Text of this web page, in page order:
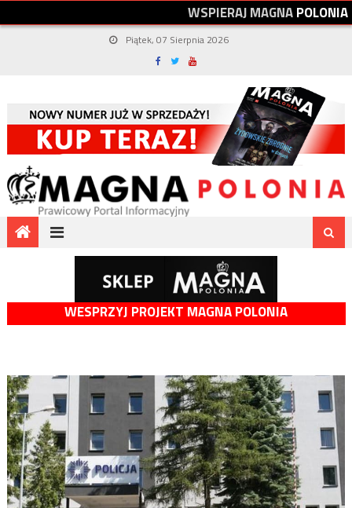
WSPIERAJMAGNAPOLONIA
Piątek, 07 Sierpnia 2026
WESPRZYJ PROJEKT MAGNA POLONIA